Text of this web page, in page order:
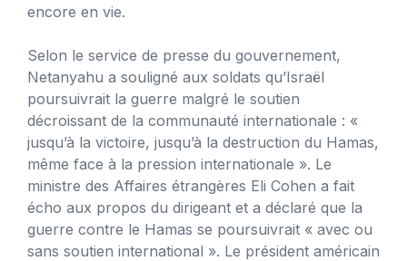
encore en vie.
Selon le service de presse du gouvernement,
Netanyahu a souligné aux soldats qu’Israël
poursuivrait la guerre malgré le soutien
décroissant de la communauté internationale : «
jusqu’à la victoire, jusqu’à la destruction du Hamas,
même face à la pression internationale ». Le
ministre des Affaires étrangères Eli Cohen a fait
écho aux propos du dirigeant et a déclaré que la
guerre contre le Hamas se poursuivrait « avec ou
sans soutien international ». Le président américain